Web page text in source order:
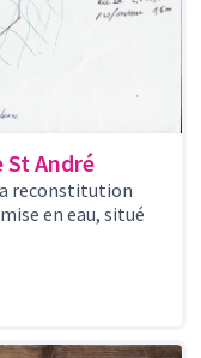
André
reconstitution
en eau, situé